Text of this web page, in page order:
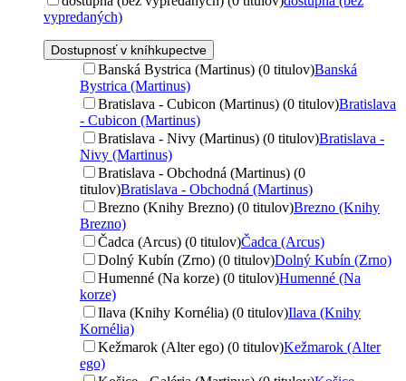
vypredaných)
Dostupnosť v kníhkupectve
Banská Bystrica (Martinus) (0 titulov)Banská
Bystrica (Martinus)
Bratislava - Cubicon (Martinus) (0 titulov)Bratislava
- Cubicon (Martinus)
Bratislava - Nivy (Martinus) (0 titulov)Bratislava -
Nivy (Martinus)
Bratislava - Obchodná (Martinus) (0
titulov)Bratislava - Obchodná (Martinus)
Brezno (Knihy Brezno) (0 titulov)Brezno (Knihy
Brezno)
Čadca (Arcus) (0 titulov)Čadca (Arcus)
Dolný Kubín (Zrno) (0 titulov)Dolný Kubín (Zrno)
Humenné (Na korze) (0 titulov)Humenné (Na
korze)
Ilava (Knihy Kornélia) (0 titulov)Ilava (Knihy
Kornélia)
Kežmarok (Alter ego) (0 titulov)Kežmarok (Alter
ego)